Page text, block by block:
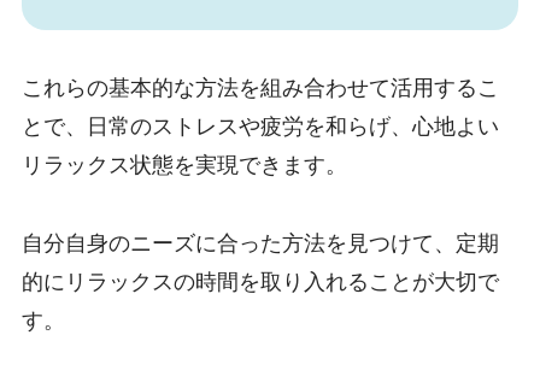
これらの基本的な方法を組み合わせて活用するこ
とで、日常のストレスや疲労を和らげ、心地よい
リラックス状態を実現できます。
自分自身のニーズに合った方法を見つけて、定期
的にリラックスの時間を取り入れることが大切で
す。